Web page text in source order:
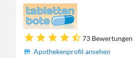
73 Bewertungen
Apothekenprofil ansehen